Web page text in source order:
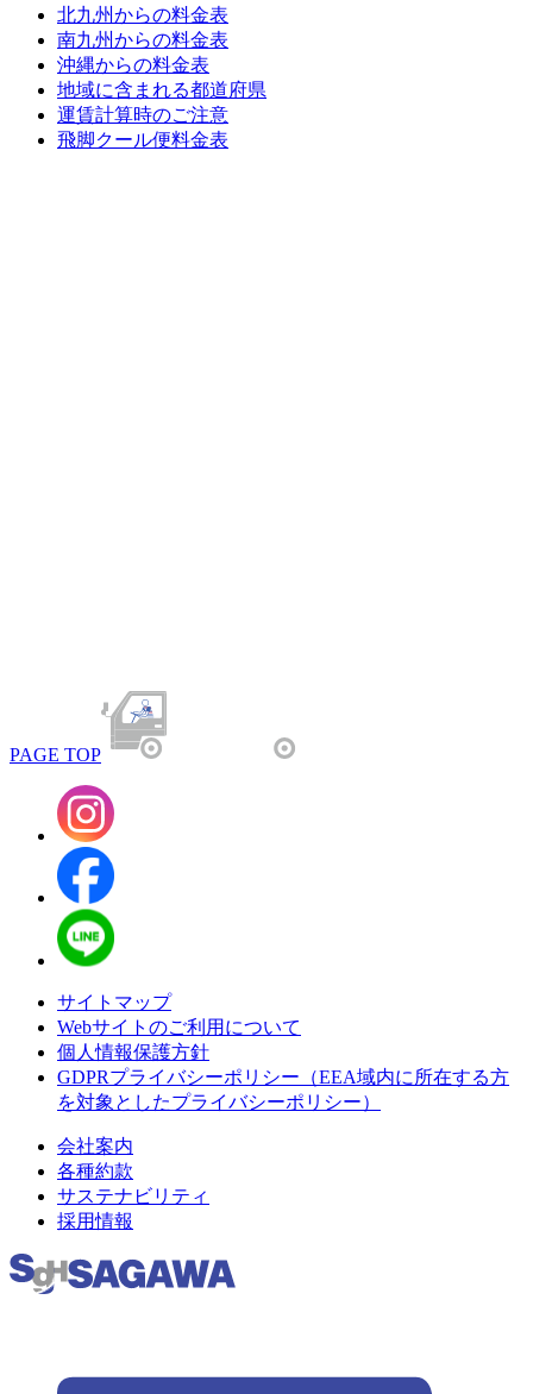
北九州からの料金表
南九州からの料金表
沖縄からの料金表
地域に含まれる都道府県
運賃計算時のご注意
飛脚クール便料金表
PAGE TOP
サイトマップ
Webサイトのご利用について
個人情報保護方針
GDPRプライバシーポリシー（EEA域内に所在する方
を対象としたプライバシーポリシー）
会社案内
各種約款
サステナビリティ
採用情報